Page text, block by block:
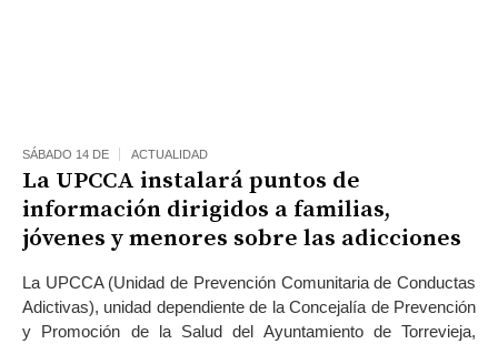
SÁBADO 14 DE ACTUALIDAD
La UPCCA instalará puntos de
información dirigidos a familias,
jóvenes y menores sobre las adicciones
La UPCCA (Unidad de Prevención Comunitaria de Conductas
Adictivas), unidad dependiente de la Concejalía de Prevención
y Promoción de la Salud del Ayuntamiento de Torrevieja,